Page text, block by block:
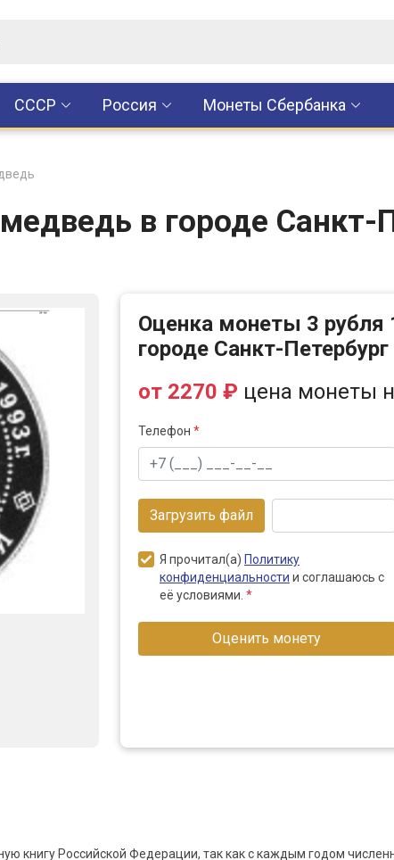
CCCР Россия Монеты Сбербанка
в городе Санкт-
Оценка монеты 3
городе Санкт-Петербург
от 2270 ₽ цена монеты
Телефон *
Загрузить файл
Я прочитал(а) Политику
конфиденциальности и соглашаюсь с
её условиями. *
Оценить монету
книгу Российской Федерации, так как с каждым годом